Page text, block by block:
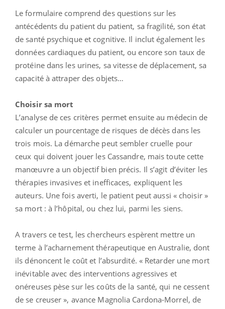
Le formulaire comprend des questions sur les
antécédents du patient du patient, sa fragilité, son état
de santé psychique et cognitive. Il inclut également les
données cardiaques du patient, ou encore son taux de
protéine dans les urines, sa vitesse de déplacement, sa
capacité à attraper des objets…
Choisir sa mort
L’analyse de ces critères permet ensuite au médecin de
calculer un pourcentage de risques de décès dans les
trois mois. La démarche peut sembler cruelle pour
ceux qui doivent jouer les Cassandre, mais toute cette
manœuvre a un objectif bien précis. Il s’agit d’éviter les
thérapies invasives et inefficaces, expliquent les
auteurs. Une fois averti, le patient peut aussi « choisir »
sa mort : à l’hôpital, ou chez lui, parmi les siens.
A travers ce test, les chercheurs espèrent mettre un
terme à l’acharnement thérapeutique en Australie, dont
ils dénoncent le coût et l’absurdité. « Retarder une mort
inévitable avec des interventions agressives et
onéreuses pèse sur les coûts de la santé, qui ne cessent
de se creuser », avance Magnolia Cardona-Morrel, de